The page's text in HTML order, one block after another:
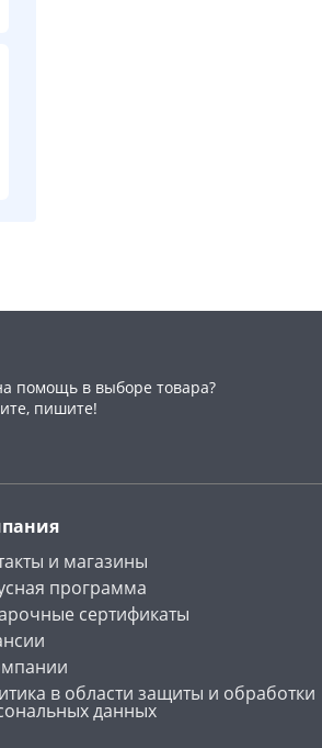
помощь в выборе товара?
пишите!
и магазины
программа
сертификаты
в области защиты и обработки
данных